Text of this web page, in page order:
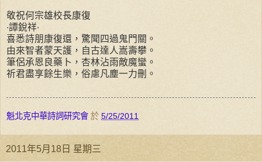
敬祝何宗雄校長康復
‧譚銳祥‧
喜悉詩朋康復還，驚聞四過鬼門關。
由來智者蒙天護，自古達人嵩壽攀。
筆侶承恩良藥卜，杏林沾雨敵魔蠻。
祈君盡享餘生樂，俗慮凡塵一力刪。
魁北克中華詩詞研究會 於 5/25/2011
2011年5月18日 星期三